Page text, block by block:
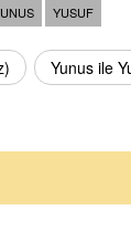
YUSUF
Yunus ile